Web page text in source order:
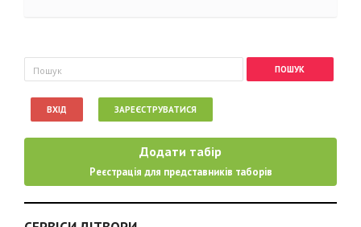
Пошукова форма
Пошук
ВХІД ЗАРЕЄСТРУВАТИСЯ
Додати табір
Реєстрація для представників таборів